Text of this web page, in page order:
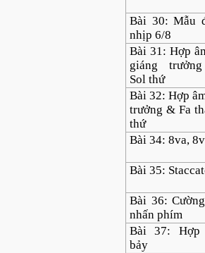
Bài 30: Mẫu
nhịp 6/8
Bài 31: Hợp
giáng
Sol thứ
Bài 32: Hợp
trưởng & Fa
thứ
Bài 34: 8va,
Bài 35:
Bài 36:
nhấn phím
Bài 37: Hợp
bảy